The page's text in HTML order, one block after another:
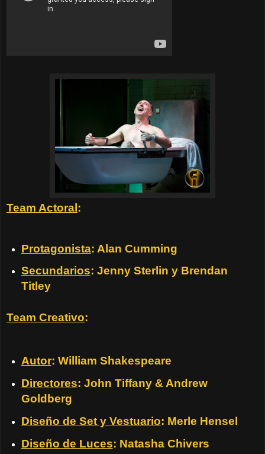
Team Actoral:
Protagonista: Alan Cumming
Secundarios: Jenny Sterlin y Brendan
Titley
Team Creativo:
Autor: William Shakespeare
Directores: John Tiffany & Andrew
Goldberg
Diseño de Set y Vestuario: Merle Hensel
Diseño de Luces: Natasha Chivers